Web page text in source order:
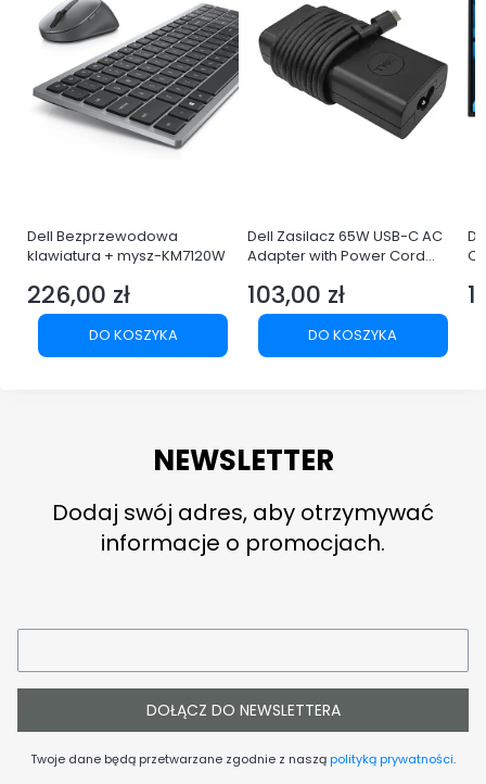
Dell Bezprzewodowa
klawiatura + mysz-KM7120W
Cena
226,00 zł
DO KOSZYKA
Dell Zasilacz 65W USB-C AC
Adapter with Power Cord
Cena
103,00 zł
DO KOSZYKA
NEWSLETTER
Dodaj swój adres, aby otrzymywać
informacje o promocjach.
DOŁĄCZ DO NEWSLETTERA
Twoje dane będą przetwarzane zgodnie z nasząpolityką prywatności.